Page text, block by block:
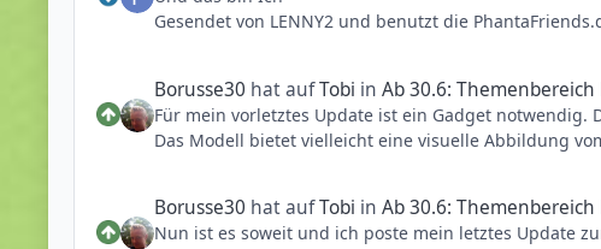
Gesendet von LENNY2 und benutzt die
Borusse30 hat aufTobi inAb 30.6:
Für mein vorletztes Update ist ein Gadget notwendig.
Das Modell bietet vielleicht eine visuelle Abbildung
Viel Spaß!
Borusse30 hat aufTobi inAb 30.6:
Nun ist es soweit und ich poste mein letztes Update